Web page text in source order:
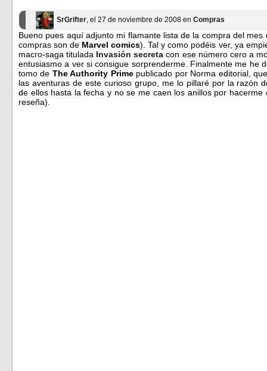
SrGrifter, el 27 de noviembre de 2008 en Compras
Bueno pues aquí adjunto mi flamante lista de la compra del
compras son de Marvel comics). Tal y como podéis ver, ya
macro-saga titulada Invasión secreta con ese número cero a
entusiasmo a ver si consigue sorprenderme. Finalmente me he
tomo de The Authority Primepublicado por Norma editorial,
las aventuras de este curioso grupo, me lo pillaré por la razón
de ellos hasta la fecha y no se me caen los anillos por
reseña).